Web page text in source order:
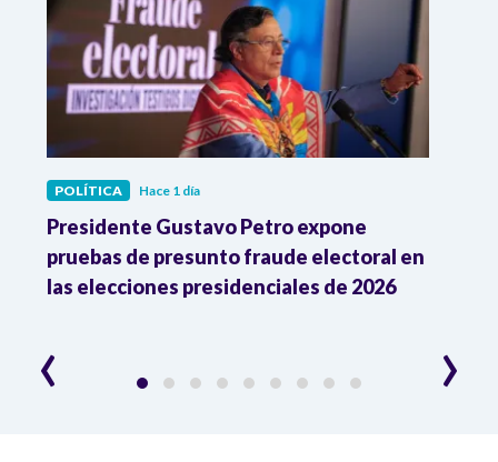
POLÍTICA Hace 1 día
Presidente Gustavo Petro expone
pruebas de presunto fraude electoral en
las elecciones presidenciales de 2026
‹ ›